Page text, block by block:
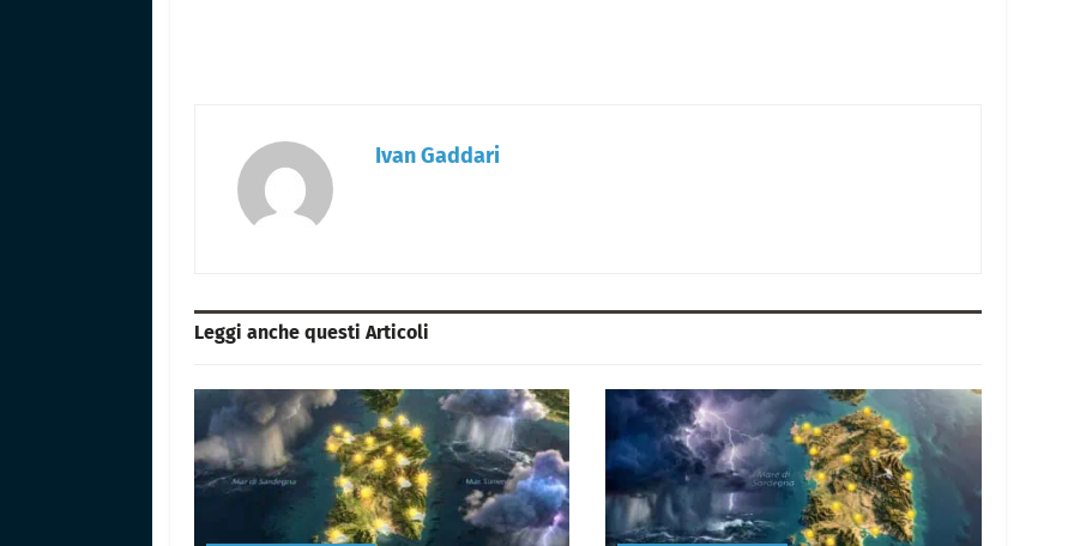
Ivan Gaddari
Leggi anche questi Articoli